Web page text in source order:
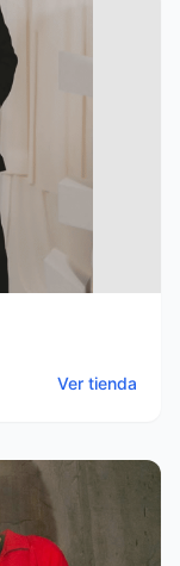
Ver tienda